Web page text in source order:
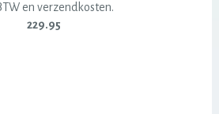
en verzendkosten.
229.95